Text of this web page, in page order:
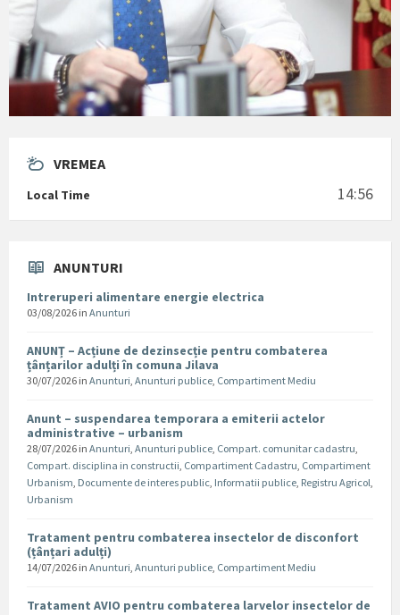
VREMEA
Local Time 14:56
ANUNTURI
Intreruperi alimentare energie electrica
03/08/2026 in Anunturi
ANUNȚ – Acțiune de dezinsecție pentru combaterea
țânțarilor adulți în comuna Jilava
30/07/2026 in Anunturi, Anunturi publice, Compartiment Mediu
Anunt – suspendarea temporara a emiterii actelor
administrative – urbanism
28/07/2026 in Anunturi, Anunturi publice, Compart. comunitar cadastru,
Compart. disciplina in constructii, Compartiment Cadastru, Compartiment
Urbanism, Documente de interes public, Informatii publice, Registru Agricol,
Urbanism
Tratament pentru combaterea insectelor de disconfort
(țânțari adulți)
14/07/2026 in Anunturi, Anunturi publice, Compartiment Mediu
Tratament AVIO pentru combaterea larvelor insectelor de